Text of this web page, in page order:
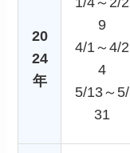
20
24
年
9
4/1～4/2
4
5/13～5/
31